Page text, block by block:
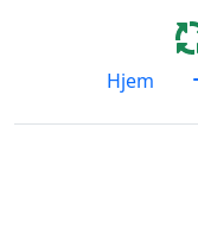
Hjem